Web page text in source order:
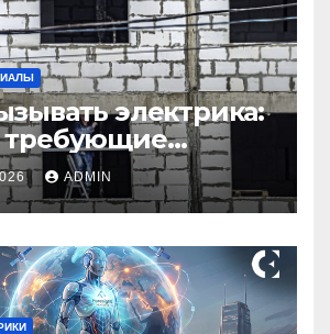
электрика:
требующие
Электрик
ADMIN